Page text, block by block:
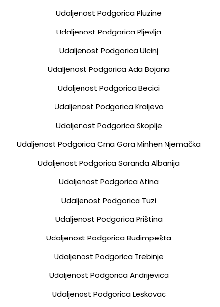
Udaljenost Podgorica Pluzine
Udaljenost Podgorica Pljevlja
Udaljenost Podgorica Ulcinj
Udaljenost Podgorica Ada Bojana
Udaljenost Podgorica Becici
Udaljenost Podgorica Kraljevo
Udaljenost Podgorica Skoplje
Udaljenost Podgorica Crna Gora Minhen Njemačka
Udaljenost Podgorica Saranda Albanija
Udaljenost Podgorica Atina
Udaljenost Podgorica Tuzi
Udaljenost Podgorica Priština
Udaljenost Podgorica Budimpešta
Udaljenost Podgorica Trebinje
Udaljenost Podgorica Andrijevica
Udaljenost Podgorica Leskovac